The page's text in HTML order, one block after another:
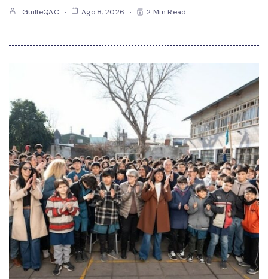
GuilleQAC Ago 8, 2026 2 Min Read